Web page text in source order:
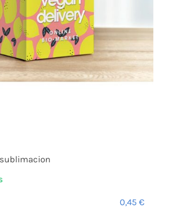
0,45 €